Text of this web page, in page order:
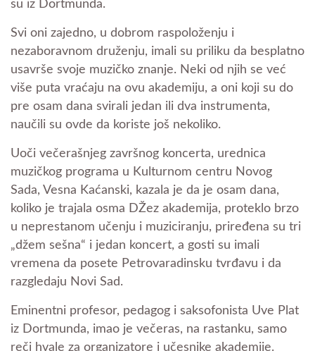
su iz Dortmunda.
Svi oni zajedno, u dobrom raspoloženju i
nezaboravnom druženju, imali su priliku da besplatno
usavrše svoje muzičko znanje. Neki od njih se već
više puta vraćaju na ovu akademiju, a oni koji su do
pre osam dana svirali jedan ili dva instrumenta,
naučili su ovde da koriste još nekoliko.
Uoči večerašnjeg završnog koncerta, urednica
muzičkog programa u Kulturnom centru Novog
Sada, Vesna Kaćanski, kazala je da je osam dana,
koliko je trajala osma DŽez akademija, proteklo brzo
u neprestanom učenju i muziciranju, priređena su tri
„džem sešna“ i jedan koncert, a gosti su imali
vremena da posete Petrovaradinsku tvrđavu i da
razgledaju Novi Sad.
Eminentni profesor, pedagog i saksofonista Uve Plat
iz Dortmunda, imao je večeras, na rastanku, samo
reči hvale za organizatore i učesnike akademije.